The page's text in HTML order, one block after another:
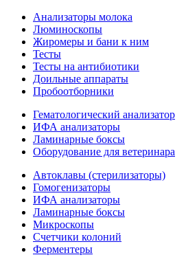
Анализаторы молока
Люминоскопы
Жиромеры и бани к ним
Тесты
Тесты на антибиотики
Доильные аппараты
Пробоотборники
Гематологический анализатор
ИФА анализаторы
Ламинарные боксы
Оборудование для ветеринара
Автоклавы (стерилизаторы)
Гомогенизаторы
ИФА анализаторы
Ламинарные боксы
Микроскопы
Счетчики колоний
Ферментеры